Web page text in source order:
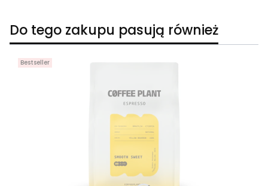
Do tego zakupu pasują również
Bestseller